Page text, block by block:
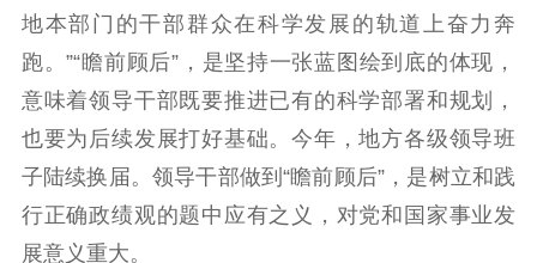
哲学社科
社科强省 工作通知
成果集萃
江苏文脉
资料下载
新闻宣传
主题宣传 对外宣传
新闻发布
地本部门的干部群众在科学发展的轨道上奋力奔
跑。”“瞻前顾后”，是坚持一张蓝图绘到底的体现，
意味着领导干部既要推进已有的科学部署和规划，
也要为后续发展打好基础。今年，地方各级领导班
子陆续换届。领导干部做到“瞻前顾后”，是树立和践
行正确政绩观的题中应有之义，对党和国家事业发
展意义重大。